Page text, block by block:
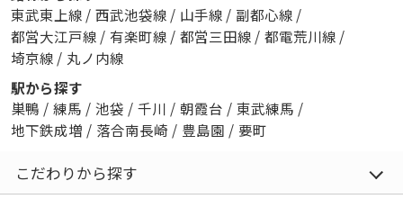
東武東上線 / 西武池袋線 / 山手線 / 副都心線 /
都営大江戸線 / 有楽町線 / 都営三田線 / 都電荒川線 /
埼京線 / 丸ノ内線
駅から探す
巣鴨 / 練馬 / 池袋 / 千川 / 朝霞台 / 東武練馬 /
地下鉄成増 / 落合南長崎 / 豊島園 / 要町
こだわりから探す